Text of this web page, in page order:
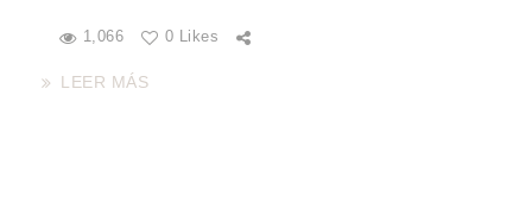
1,066 0 Likes
LEER MÁS